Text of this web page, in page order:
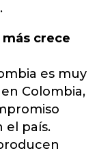
crece
es muy
Colombia,
el país.